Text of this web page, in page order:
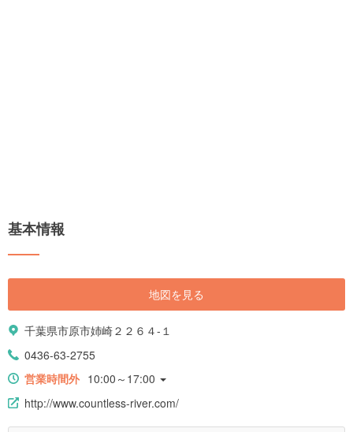
基本情報
地図を見る
千葉県市原市姉崎２２６４-１
0436-63-2755
営業時間外 10:00～17:00
http://www.countless-river.com/